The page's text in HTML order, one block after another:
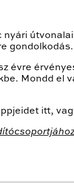
nyári
gondolkodás.
évre
Mondd el
itt,